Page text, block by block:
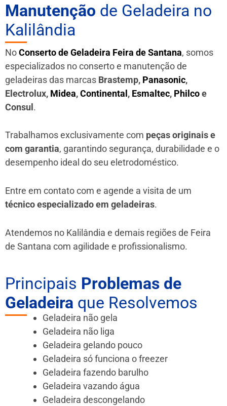
Manutenção de Geladeira no
Kalilândia
NoConserto de Geladeira Feira de Santana, somos
especializados no conserto e manutenção de
geladeiras das marcas Brastemp, Panasonic,
Electrolux, Midea,Continental, Esmaltec, Philcoe
Consul.
Trabalhamos exclusivamente com peças originais e
com garantia, garantindo segurança, durabilidade e o
desempenho ideal do seu eletrodoméstico.
Entre em contato com e agende a visita de um
técnico especializado em geladeiras.
Atendemos no Kalilândia e demais regiões de Feira
de Santana com agilidade e profissionalismo.
Principais Problemas de
Geladeira que Resolvemos
Geladeira não gela
Geladeira não liga
Geladeira gelando pouco
Geladeira só funciona o freezer
Geladeira fazendo barulho
Geladeira vazando água
Geladeira descongelando